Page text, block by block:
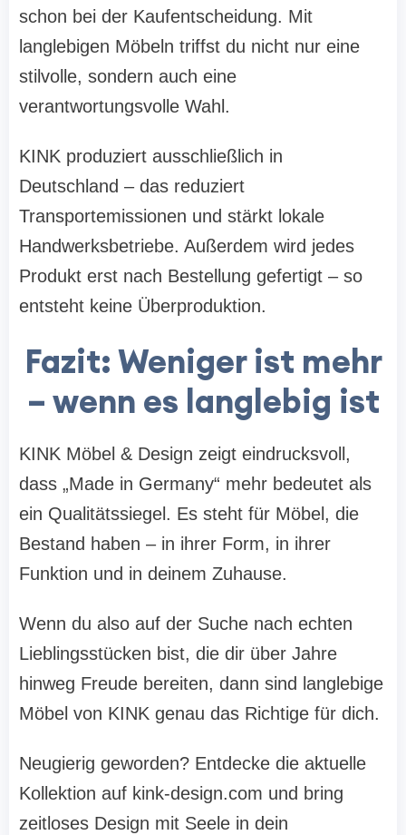
schon bei der Kaufentscheidung. Mit
langlebigen Möbeln triffst du nicht nur eine
stilvolle, sondern auch eine
verantwortungsvolle Wahl.
KINK produziert ausschließlich in
Deutschland – das reduziert
Transportemissionen und stärkt lokale
Handwerksbetriebe. Außerdem wird jedes
Produkt erst nach Bestellung gefertigt – so
entsteht keine Überproduktion.
Fazit: Weniger ist mehr
– wenn es langlebig ist
KINK Möbel & Design zeigt eindrucksvoll,
dass „Made in Germany“ mehr bedeutet als
ein Qualitätssiegel. Es steht für Möbel, die
Bestand haben – in ihrer Form, in ihrer
Funktion und in deinem Zuhause.
Wenn du also auf der Suche nach echten
Lieblingsstücken bist, die dir über Jahre
hinweg Freude bereiten, dann sind langlebige
Möbel von KINK genau das Richtige für dich.
Neugierig geworden? Entdecke die aktuelle
Kollektion auf kink-design.com und bring
zeitloses Design mit Seele in dein